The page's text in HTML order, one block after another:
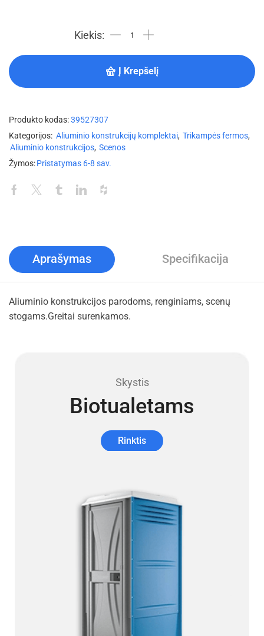
Į Krepšelį
Produkto kodas:39527307
Kategorijos: Aliuminio konstrukcijų komplektai, Trikampės fermos,
Aliuminio konstrukcijos, Scenos
Žymos:Pristatymas 6-8 sav.
Aprašymas Specifikacija
Aliuminio konstrukcijos parodoms, renginiams, scenų
stogams.Greitai surenkamos.
Skystis
Biotualetams
Rinktis